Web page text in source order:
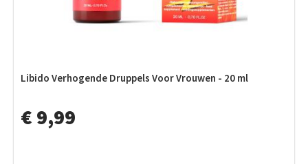
Libido Verhogende Druppels Voor Vrouwen - 20 ml
€ 9,99